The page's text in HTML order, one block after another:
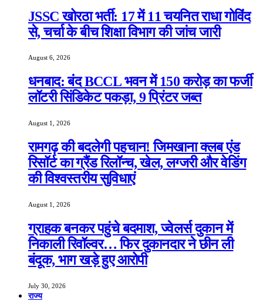
JSSC खोरठा भर्ती: 17 में 11 चयनित राधा गोविंद
से, चर्चा के बीच शिक्षा विभाग की जांच जारी
August 6, 2026
धनबाद: बंद BCCL भवन में 150 करोड़ का फर्जी
लॉटरी सिंडिकेट पकड़ा, 9 प्रिंटर जब्त
August 1, 2026
रामगढ़ की बदलेगी पहचान! जिमखाना क्लब एंड
रिसॉर्ट का ग्रैंड रिलॉन्च, खेल, लग्जरी और वेडिंग
की विश्वस्तरीय सुविधाएं
August 1, 2026
ग्राहक बनकर पहुंचे बदमाश, ज्वेलर्स दुकान में
निकाली रिवॉल्वर… फिर दुकानदार ने छीन ली
बंदूक, भाग खड़े हुए आरोपी
July 30, 2026
राज्य